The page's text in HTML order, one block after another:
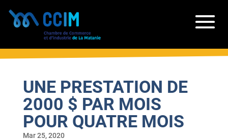
UNE PRESTATION DE
2000 $ PAR MOIS
POUR QUATRE MOIS
Mar 25, 2020